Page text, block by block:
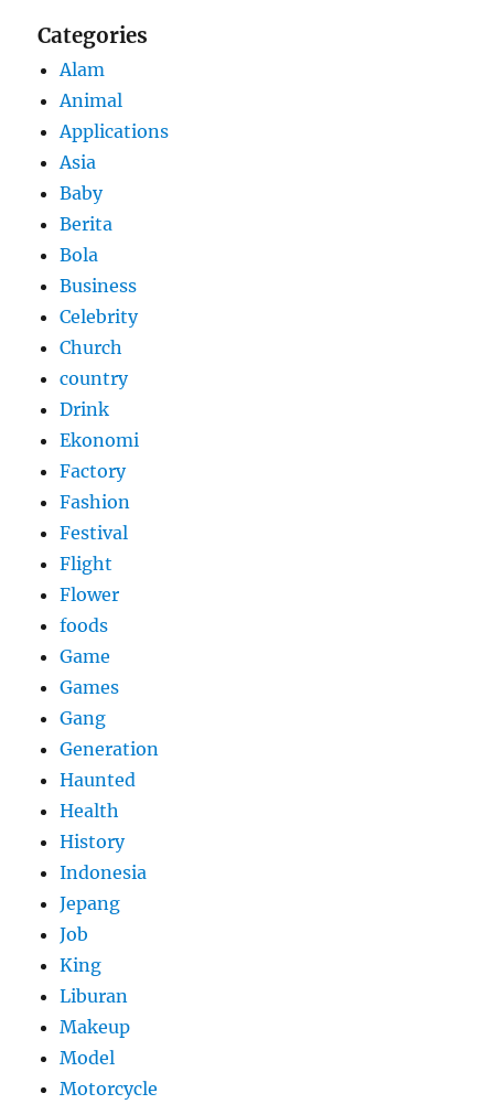
Categories
Alam
Animal
Applications
Asia
Baby
Berita
Bola
Business
Celebrity
Church
country
Drink
Ekonomi
Factory
Fashion
Festival
Flight
Flower
foods
Game
Games
Gang
Generation
Haunted
Health
History
Indonesia
Jepang
Job
King
Liburan
Makeup
Model
Motorcycle